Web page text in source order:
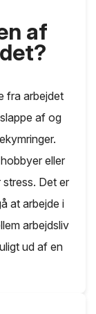
af
fra arbejdet
af og
eller
Det er
at arbejde i
arbejdsliv
ud af en